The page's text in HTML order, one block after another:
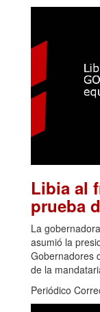
Libia al
prueba
La
asumió la
Gobernadores
de la
Periódico